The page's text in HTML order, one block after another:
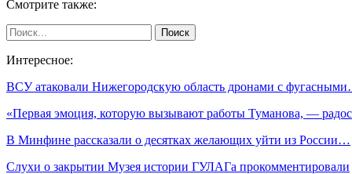
Смотрите также:
Интересное:
ВСУ атаковали Нижегородскую область дронами с
«Первая эмоция, которую вызывают работы Туманова, —
В Минфине рассказали о десятках желающих уйти из России…
Слухи о закрытии Музея истории ГУЛАГа прокомментировали